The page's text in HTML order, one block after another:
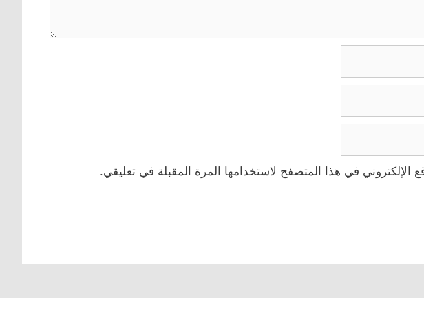
الإلكتروني في هذا المتصفح لاستخدامها المرة المقبلة في تعليقي.